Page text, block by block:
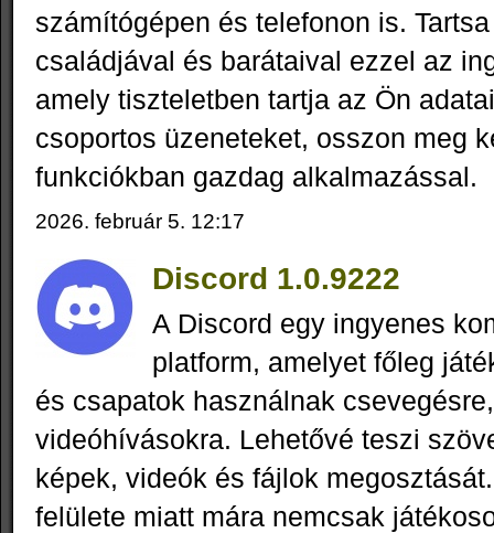
számítógépen és telefonon is.
családjával és barátaival ezzel az
amely tiszteletben tartja az Ön
csoportos üzeneteket, osszon meg
funkciókban gazdag alkalmazással.
2026. február 5. 12:17
Discord 1.0.9222
A Discord egy ingyenes
platform, amelyet főleg
és csapatok használnak
videóhívásokra. Lehetővé teszi
képek, videók és fájlok
felülete miatt mára nemcsak